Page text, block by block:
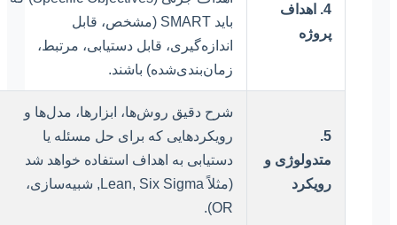
4. اهداف
پروژه
باید SMART (مشخص، قابل
اندازه‌گیری، قابل دستیابی، مرتبط،
زمان‌بندی‌شده) باشند.
5.
متدولوژی و
رویکرد
شرح دقیق روش‌ها، ابزارها، مدل‌ها و
رویکردهایی که برای حل مسئله یا
دستیابی به اهداف استفاده خواهد شد
(مثلاً Lean, Six Sigma, شبیه‌سازی،
OR).